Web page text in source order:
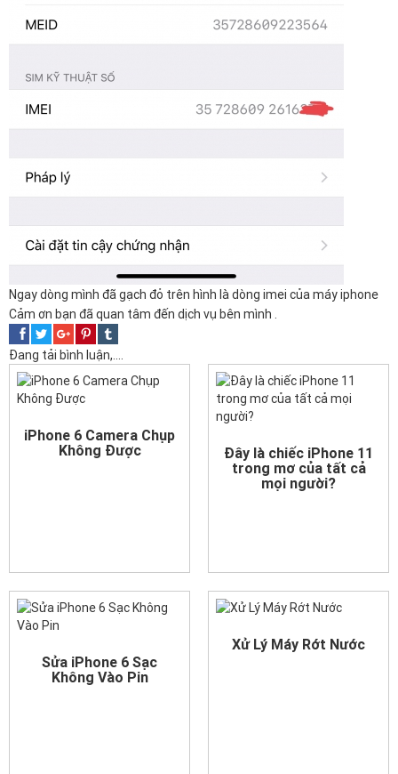
Ngay dòng mình đã gạch đỏ trên hình là dòng imei của máy iphone
Cảm ơn bạn đã quan tâm đến dịch vụ bên mình .
Đang tải bình luận,....
iPhone 6 Camera Chụp
Không Được
Đây là chiếc iPhone 11
trong mơ của tất cả
mọi người?
Sửa iPhone 6 Sạc
Không Vào Pin
Xử Lý Máy Rớt Nước